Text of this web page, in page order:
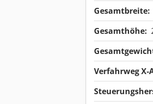
Gesamtbreite:
Gesamthöhe:
Verfahrweg X-